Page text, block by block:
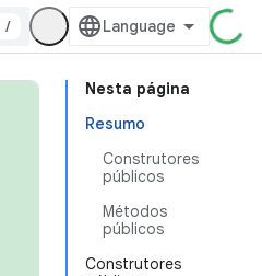
/
Nesta página
Resumo
Construtores
públicos
Métodos
públicos
Construtores